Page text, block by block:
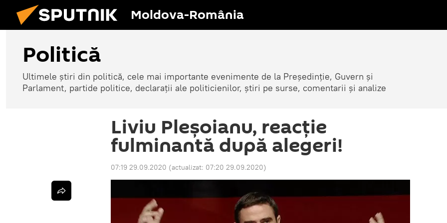
Moldova-România
Politică
Ultimele știri din politică, cele mai importante evenimente de la Președinție, Guvern și
Parlament, partide politice, declarații ale politicienilor, știri pe surse, comentarii și analize
Liviu Pleșoianu, reacție
fulminantă după alegeri!
07:19 29.09.2020 (actualizat: 07:20 29.09.2020)